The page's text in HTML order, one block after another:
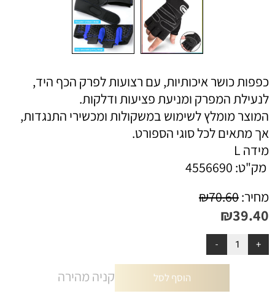
כפפות כושר איכותיות, עם רצועות לפרק הכף היד,
לנעילת המפרק ומניעת פציעות ודלקות.
המוצר מומלץ לשימוש במשקולות ומכשירי התנגדות,
אך מתאים לכל סוגי הספורט.
מידה L
מק"ט: 4556690
מחיר:
₪70.60
₪39.40
הוסף לסל קניה מהירה